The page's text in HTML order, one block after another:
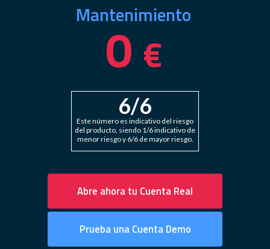
Mantenimiento
0 €
6/6
Este número es indicativo del riesgo
del producto, siendo 1/6 indicativo de
menor riesgo y 6/6 de mayor riesgo.
Abre ahora tu Cuenta Real
Prueba una Cuenta Demo